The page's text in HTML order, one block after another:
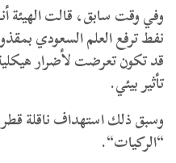
وفي وقت سابق، قالت الهيئة
نفط ترفع العلم السعودي
قد تكون تعرضت لأضرار
تأثير بيئي.
وسبق ذلك استهداف ناقلة
“الركيات“.